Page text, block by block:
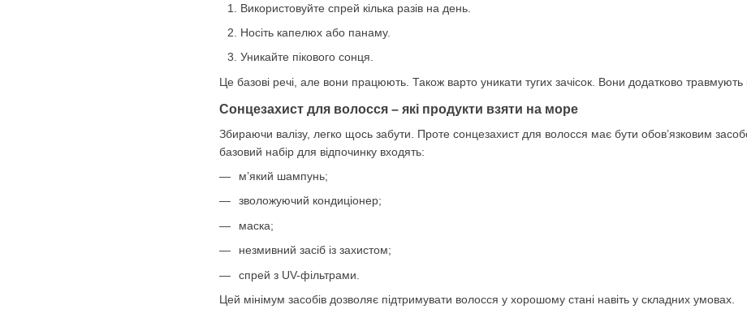
Використовуйте спрей кілька разів на день.
Носіть капелюх або панаму.
Уникайте пікового сонця.
Це базові речі, але вони працюють. Також варто уникати тугих зачісок. Вони додатково
Сонцезахист для волосся – які продукти взяти на море
Збираючи валізу, легко щось забути. Проте сонцезахист для волосся має бути обов’язковим
базовий набір для відпочинку входять:
м’який шампунь;
зволожуючий кондиціонер;
маска;
незмивний засіб із захистом;
спрей з UV-фільтрами.
Цей мінімум засобів дозволяє підтримувати волосся у хорошому стані навіть у складних умовах.